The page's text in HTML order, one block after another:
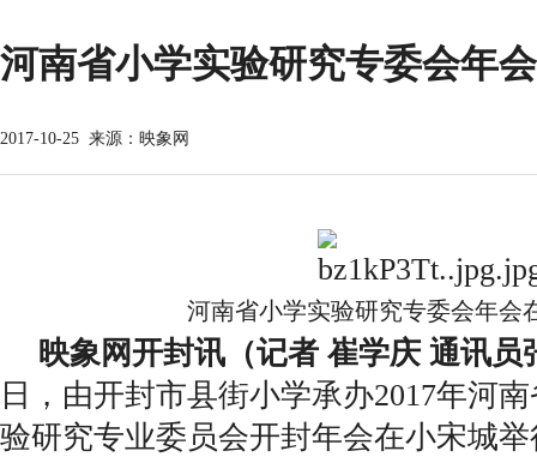
河南省小学实验研究专委会年
2017-10-25 来源：映象网
河南省小学实验研究专委会年会
映象网开封讯（记者 崔学庆 通讯员
日，由开封市县街小学承办2017年河
验研究专业委员会开封年会在小宋城